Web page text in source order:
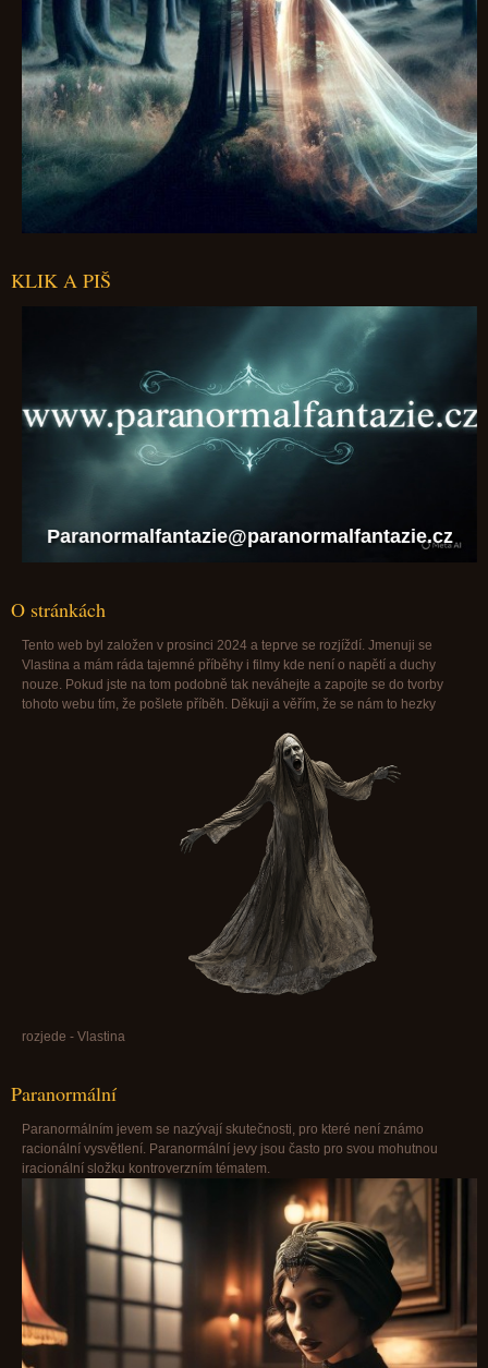
KLIK A PIŠ
Paranormalfantazie@paranormalfantazie.cz
O stránkách
Tento web byl založen v prosinci 2024 a teprve se rozjíždí. Jmenuji se
Vlastina a mám ráda tajemné příběhy i filmy kde není o napětí a duchy
nouze. Pokud jste na tom podobně tak neváhejte a zapojte se do tvorby
tohoto webu tím, že pošlete příběh. Děkuji a věřím, že se nám to hezky
rozjede - Vlastina
Paranormální
Paranormálním jevem se nazývají skutečnosti, pro které není známo
racionální vysvětlení. Paranormální jevy jsou často pro svou mohutnou
iracionální složku kontroverzním tématem.